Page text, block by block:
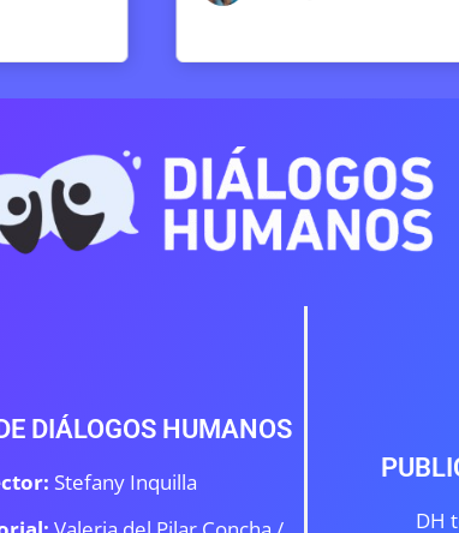
15
DIÁLOGOS HUMANOS
Stefany Inquilla
DH